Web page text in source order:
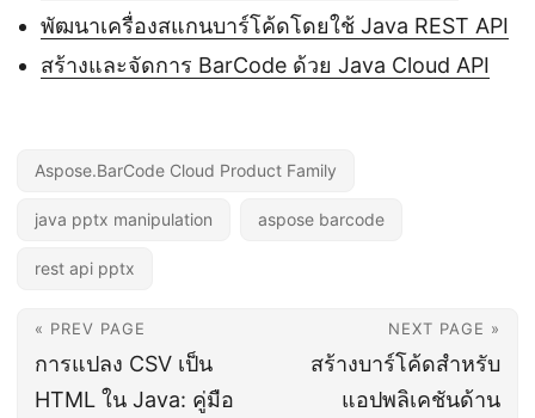
พัฒนาเครื่องสแกนบาร์โค้ดโดยใช้ Java REST API
สร้างและจัดการ BarCode ด้วย Java Cloud API
Aspose.BarCode Cloud Product Family
java pptx manipulation aspose barcode
rest api pptx
« PREV PAGE
การแปลง CSV เป็น
HTML ใน Java: คู่มือ
NEXT PAGE »
สร้างบาร์โค้ดสำหรับ
แอปพลิเคชันด้าน